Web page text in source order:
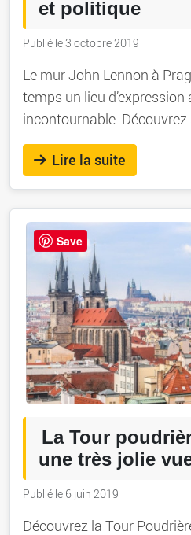
et politique
Publié le 3 octobre 2019
Le mur John Lennon à
temps un lieu
incontournable. Découvrez
Lire la suite
La Tour
une très jolie
Publié le 6 juin 2019
Découvrez la Tour
Save